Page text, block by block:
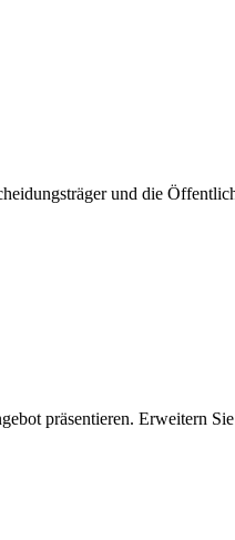
und die
präsentieren. Erweitern